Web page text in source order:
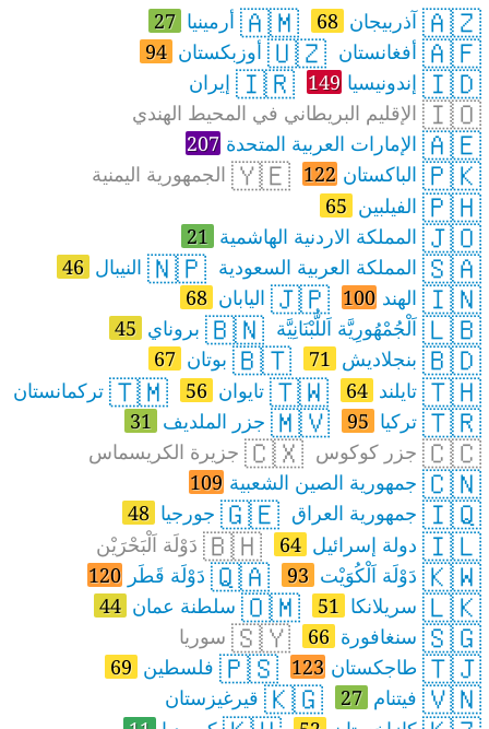
🇦🇿آذربيجان 68
🇦🇲أرمينيا 27
🇦🇫أفغانستان 🇺🇿أوزبكستان 94
🇮🇩إندونيسيا 149
🇮🇷إيران
🇮🇴الإقليم البريطاني في المحيط الهندي
🇦🇪الإمارات العربية المتحدة 207
🇵🇰الباكستان 122
🇾🇪الجمهورية اليمنية
🇵🇭الفيلبين 65
🇯🇴المملكة الاردنية الهاشمية 21
🇸🇦المملكة العربية السعودية 🇳🇵النيبال 46
🇮🇳الهند 100
🇯🇵اليابان 68
🇱🇧اَلْجُمْهُورِيَّة اَللُّبْنَانِيَّة 🇧🇳بروناي 45
🇧🇩بنجلاديش 71
🇧🇹بوتان 67
🇹🇭تايلند 64
🇹🇼تايوان 56
🇹🇲تركمانستان
🇹🇷تركيا 95
🇲🇻جزر الملديف 31
🇨🇨جزر كوكوس 🇨🇽جزيرة الكريسماس
🇨🇳جمهورية الصين الشعبية 109
🇮🇶جمهورية العراق 🇬🇪جورجيا 48
🇮🇱دولة إسرائيل 64
🇧🇭دَوْلَة اَلْبَحْرَيْن
🇰🇼دَوْلَة اَلْكُوَيْت 93
🇶🇦دَوْلَة قَطَر 120
🇱🇰سريلانكا 51
🇴🇲سلطنة عمان 44
🇸🇬سنغافورة 66
🇸🇾سوريا
🇹🇯طاجكستان 123
🇵🇸فلسطين 69
🇻🇳فيتنام 27
🇰🇬قيرغيزستان